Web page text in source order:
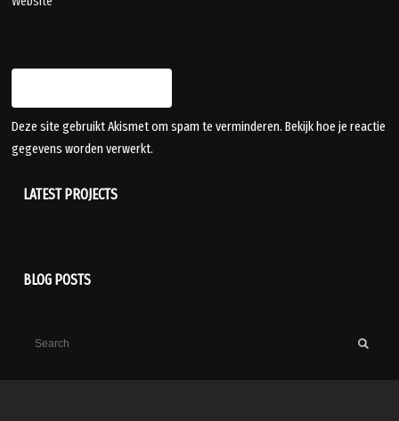
Deze site gebruikt Akismet om spam te verminderen.Bekijk hoe je reactie
gegevens worden verwerkt.
LATEST PROJECTS
BLOG POSTS